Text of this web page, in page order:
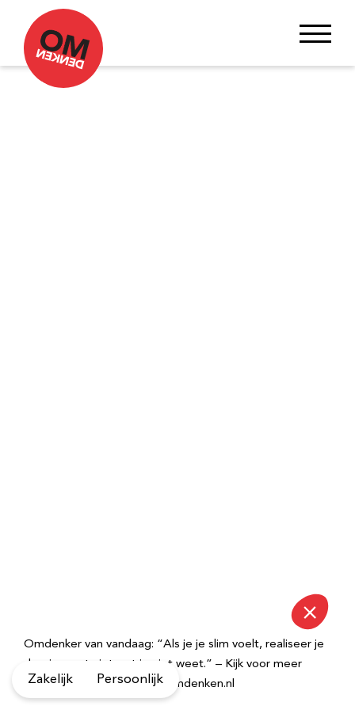
Omdenker van vandaag: “Als je je slim voelt, realiseer je
dan: je weet niet wat je niet weet.” – Kijk voor meer
inspirerende spreuken op Omdenken.nl
Zakelijk Persoonlijk